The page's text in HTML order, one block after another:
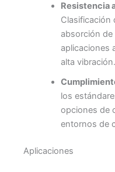
Resistencia
Clasificación
absorción de
aplicaciones
alta vibración.
los
opciones de
entornos de
Aplicaciones